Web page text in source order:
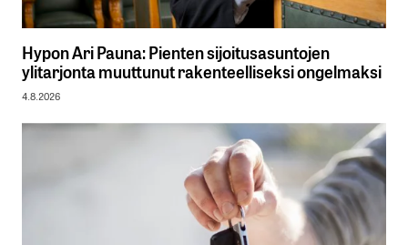
Hypon Ari Pauna: Pienten sijoitusasuntojen
ylitarjonta muuttunut rakenteelliseksi ongelmaksi
4.8.2026